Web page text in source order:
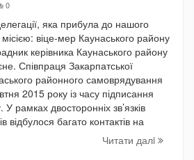
0
яка прибула до нашого
віце-мер Каунаського району
керівника Каунаського району
Співпраця Закарпатської
районного самоврядування
2015 року із часу підписання
рамках двосторонніх зв’язків
відбулося багато контактів на
Читати далi